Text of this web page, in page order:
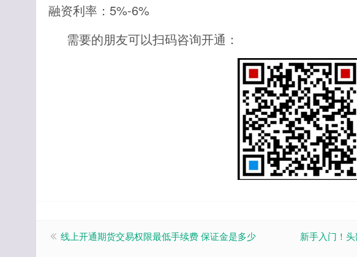
融资利率：5%-6%
需要的朋友可以扫码咨询开通：
线上开通期货交易权限最低手续费 保证金是多少
新手入门！